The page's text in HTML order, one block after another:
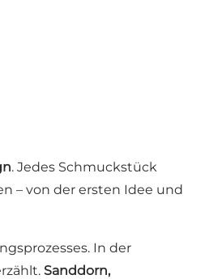
. Jedes Schmuckstück
– von der ersten Idee und
In der
Sanddorn,